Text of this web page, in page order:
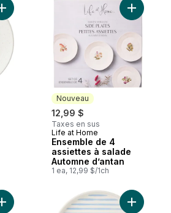
Ajouter Petite assiette nervurée au panier
Nouveau
12,99 $
Taxes en sus
Nouveau
Life at Home
Ensemble de 4
assiettes à salade
Automne d’antan
1 ea, 12,99 $/1ch
Ajouter
Ajouter Assiette à dîner, sable au panier
Ajouter